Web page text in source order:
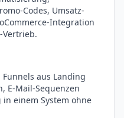
Codes, Umsatz-
Integration
Vertrieb.
aus Landing
E-Mail-Sequenzen
einem System ohne